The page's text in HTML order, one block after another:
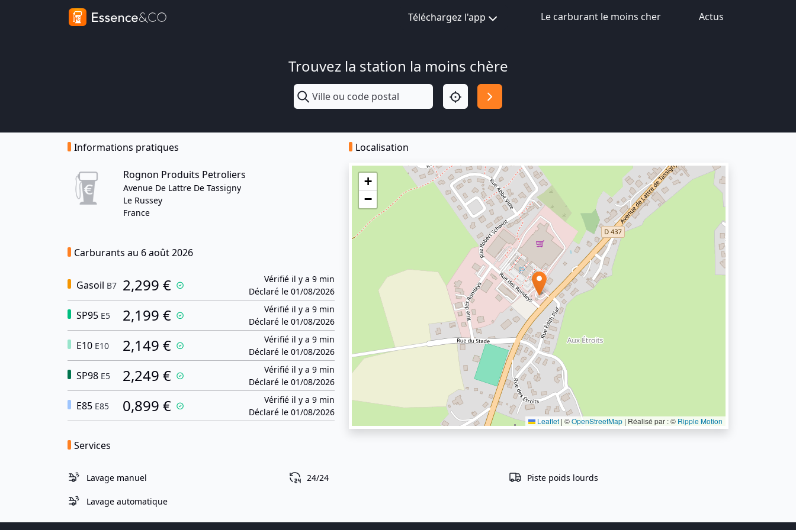
Téléchargez l'app Le carburant le moins cher Actus
Trouvez la station la moins chère
Informations pratiques
Rognon Produits Petroliers
Avenue De Lattre De Tassigny
Le Russey
France
Carburants au 6 août 2026
Gasoil B7 2,299 €
Vérifié il y a 9 min
Déclaré le 01/08/2026
SP95 E5 2,199 €
Vérifié il y a 9 min
Déclaré le 01/08/2026
E10 E10 2,149 €
Vérifié il y a 9 min
Déclaré le 01/08/2026
SP98 E5 2,249 €
Vérifié il y a 9 min
Déclaré le 01/08/2026
E85 E85 0,899 €
Vérifié il y a 9 min
Déclaré le 01/08/2026
Localisation
+
−
Leaflet | ©OpenStreetMap | Réalisé par : © Ripple Motion
Services
Lavage manuel 24/24 Piste poids lourds
Lavage automatique